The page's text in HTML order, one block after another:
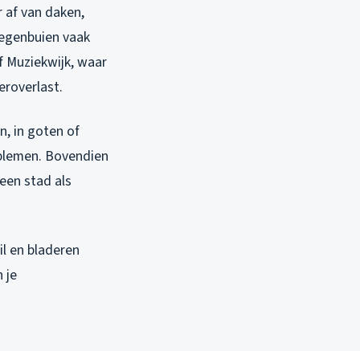
van daken,
vaak
waar
in goten of
Bovendien
stad als
en bladeren
je